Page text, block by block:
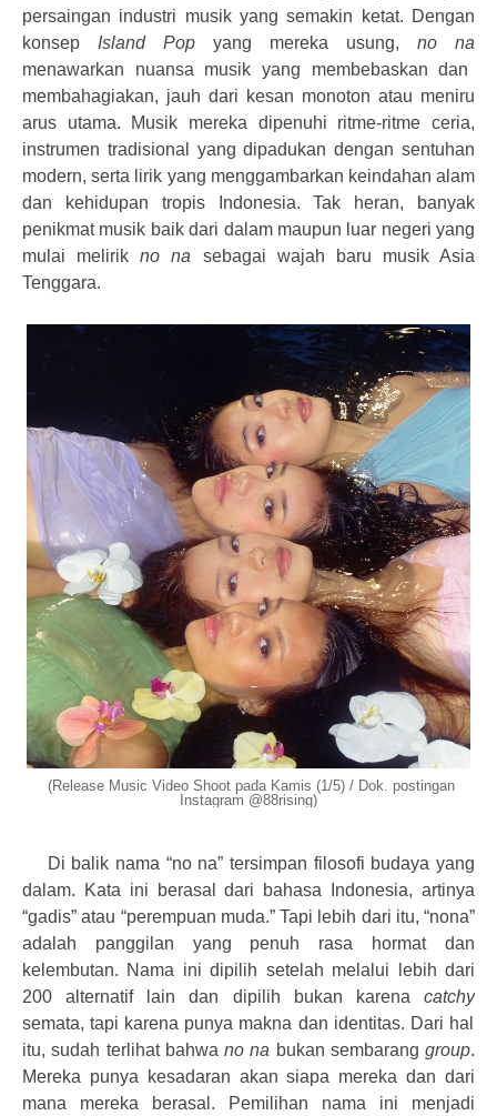
persaingan industri musik yang semakin ketat. Dengan
konsep Island Pop yang mereka usung, no na
menawarkan nuansa musik yang membebaskan dan
membahagiakan, jauh dari kesan monoton atau meniru
arus utama. Musik mereka dipenuhi ritme-ritme ceria,
instrumen tradisional yang dipadukan dengan sentuhan
modern, serta lirik yang menggambarkan keindahan alam
dan kehidupan tropis Indonesia. Tak heran, banyak
penikmat musik baik dari dalam maupun luar negeri yang
mulai melirikno na sebagai wajah baru musik Asia
Tenggara.
(Release Music Video Shoot pada Kamis (1/5) / Dok. postingan
Instagram @88rising)
Di balik nama “no na” tersimpan filosofi budaya yang
dalam. Kata ini berasal dari bahasa Indonesia, artinya
“gadis” atau “perempuan muda.” Tapi lebih dari itu, “nona”
adalah panggilan yang penuh rasa hormat dan
kelembutan. Nama ini dipilih setelah melalui lebih dari
200 alternatif lain dan dipilih bukan karena catchy
semata, tapi karena punya makna dan identitas. Dari hal
itu, sudah terlihat bahwa no na bukan sembarang group.
Mereka punya kesadaran akan siapa mereka dan dari
mana mereka berasal. Pemilihan nama ini menjadi